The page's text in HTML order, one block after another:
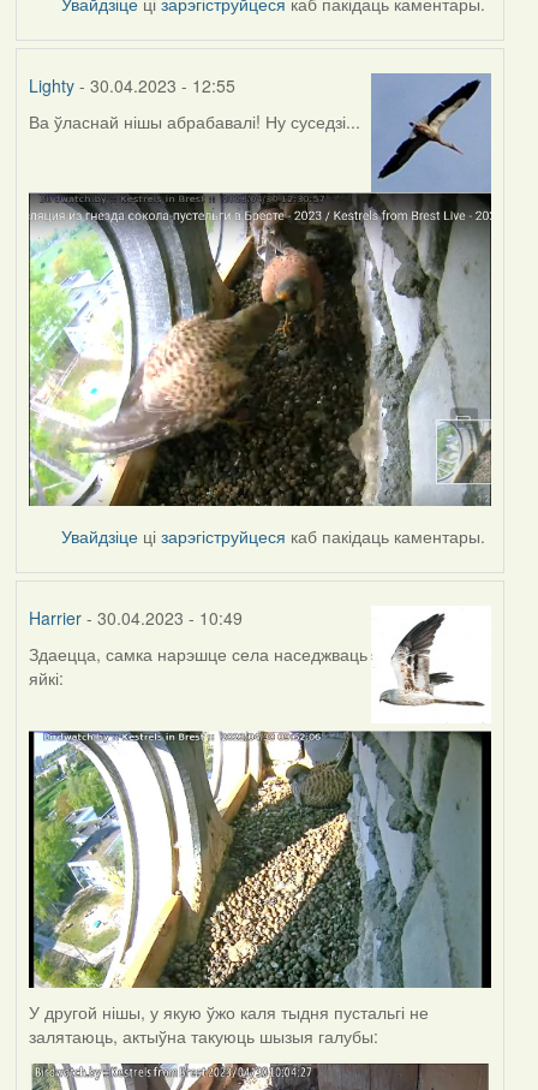
Lighty- 30.04.2023 - 12:55
Ва ўласнай нішы абрабавалі! Ну суседзі...
Увайдзіце цізарэгіструйцеся каб пакідаць каментары.
Harrier- 30.04.2023 - 10:49
Здаецца, самка нарэшце села наседжваць
яйкі:
У другой нішы, у якую ўжо каля тыдня пустальгі не
залятаюць, актыўна такуюць шызыя галубы: